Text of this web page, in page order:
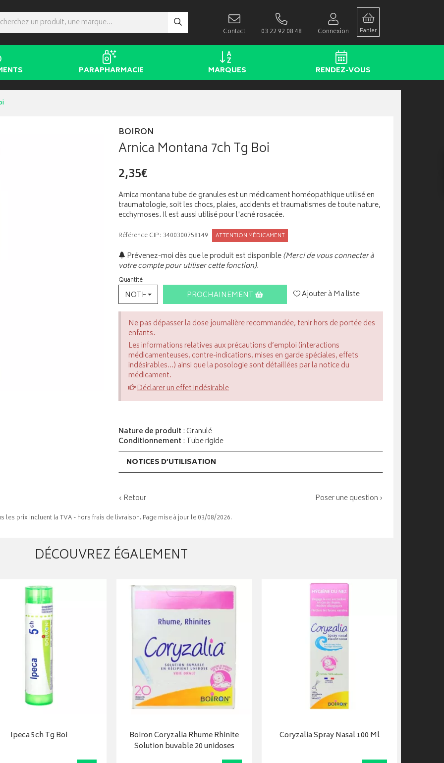
Contact 03 22 92 08 48 Connexion Panier
PARAPHARMACIE MARQUES RENDEZ-VOUS
BOIRON
Arnica Montana 7ch Tg Boi
2,35€
Arnica montana tube de granules est un médicament homéopathique utilisé en
traumatologie, soit les chocs, plaies, accidents et traumatismes de toute nature,
ecchymoses. Il est aussi utilisé pour l'acné rosacée.
Référence CIP : 3400300758149 ATTENTION MÉDICAMENT
Prévenez-moi dès que le produit est disponible(Merci de vous connecter à
votre compte pour utiliser cette fonction).
Quantité
NOTHING SELECTEDPROCHAINEMENT Ajouter à Ma liste
Ne pas dépasser la dose journalière recommandée, tenir hors de portée des
enfants.
Les informations relatives aux précautions d’emploi (interactions
médicamenteuses, contre-indications, mises en garde spéciales, effets
indésirables...) ainsi que la posologie sont détaillées par la notice du
médicament.
Déclarer un effet indésirable
Nature de produit : Granulé
Conditionnement : Tube rigide
NOTICES D’UTILISATION
‹ Retour Poser une question ›
les prix incluent la TVA - hors frais de livraison. Page mise à jour le 03/08/2026.
DÉCOUVREZ ÉGALEMENT
Ipeca 5ch Tg Boi
Boiron Coryzalia Rhume Rhinite
Solution buvable 20 unidoses
Coryzalia Spray Nasal 100 Ml